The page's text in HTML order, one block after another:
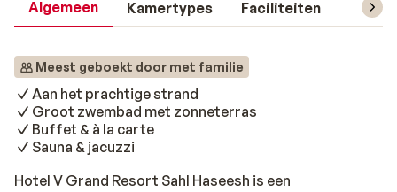
Algemeen Kamertypes Faciliteiten
Meest geboekt door met familie
Aan het prachtige strand
Groot zwembad met zonneterras
Buffet & à la carte
Sauna & jacuzzi
Hotel V Grand Resort Sahl Haseesh is een